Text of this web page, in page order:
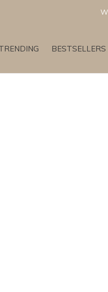
BESTSELLERS